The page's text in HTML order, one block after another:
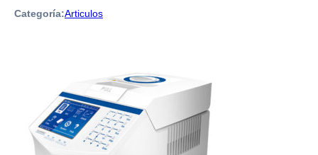
Categoría:Articulos